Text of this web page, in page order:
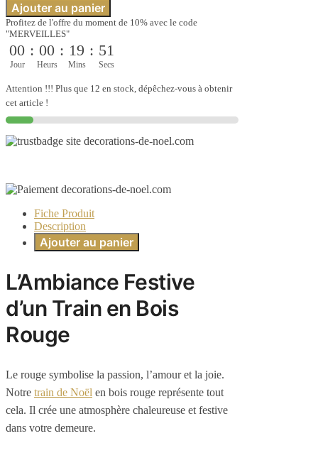
Ajouter au panier
Profitez de l'offre du moment de 10% avec le code
"MERVEILLES"
00
Jour
: 00
Heurs
: 19
Mins
: 51
Secs
Attention !!! Plus que 12 en stock, dépêchez-vous à obtenir
cet article !
Fiche Produit
Description
Ajouter au panier
L’Ambiance Festive
d’un Train en Bois
Rouge
Le rouge symbolise la passion, l’amour et la joie.
Notre train de Noël en bois rouge représente tout
cela. Il crée une atmosphère chaleureuse et festive
dans votre demeure.